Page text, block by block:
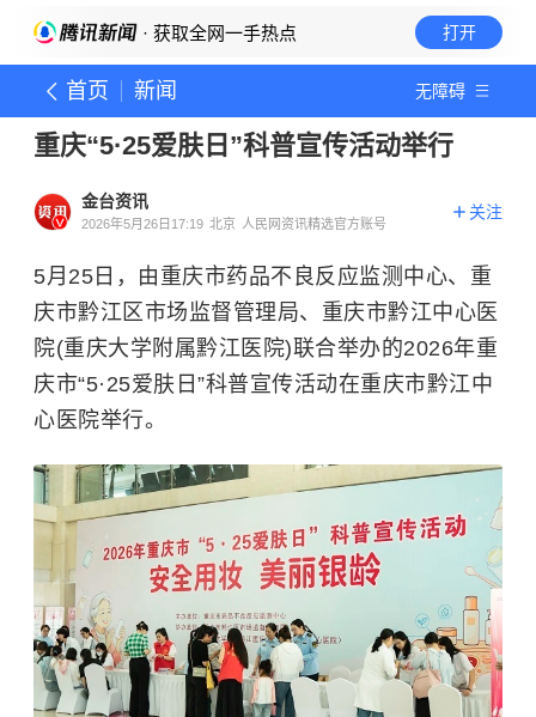
· 获取全网一手热点 打开
首页 新闻 无障碍
重庆“5·25爱肤日”科普宣传活动举行
金台资讯
2026年5月26日17:19 北京 人民网资讯精选官方账号
关注
5月25日，由重庆市药品不良反应监测中心、重
庆市黔江区市场监督管理局、重庆市黔江中心医
院(重庆大学附属黔江医院)联合举办的2026年重
庆市“5·25爱肤日”科普宣传活动在重庆市黔江中
心医院举行。